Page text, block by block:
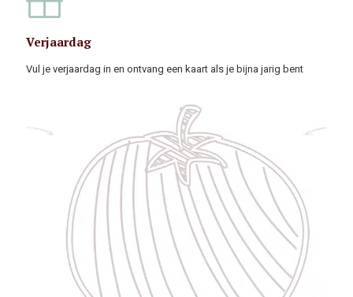
Verjaardag
Vul je verjaardag in en ontvang een kaart als je bijna jarig bent